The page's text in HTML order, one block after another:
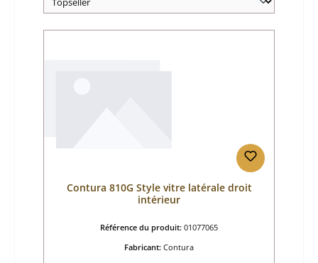
Contura 810G Style vitre latérale droit
intérieur
Référence du produit: 01077065
Fabricant: Contura